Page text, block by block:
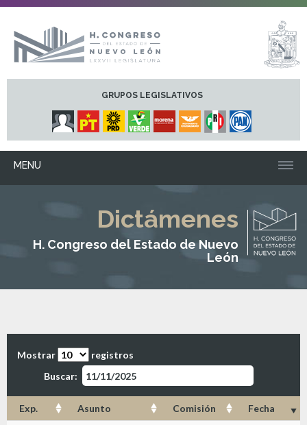
GRUPOS LEGISLATIVOS
MENU
Dictámenes
H. Congreso del Estado de Nuevo
León
Mostrar
registros
Buscar:
Exp. Asunto Comisión
Fecha